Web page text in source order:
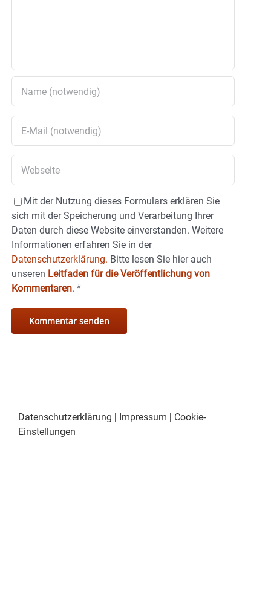
Mit der Nutzung dieses Formulars erklären Sie
sich mit der Speicherung und Verarbeitung Ihrer
Daten durch diese Website einverstanden. Weitere
Informationen erfahren Sie in der
Datenschutzerklärung. Bitte lesen Sie hier auch
unseren Leitfaden für die Veröffentlichung von
Kommentaren. *
Datenschutzerklärung | Impressum | Cookie-
Einstellungen